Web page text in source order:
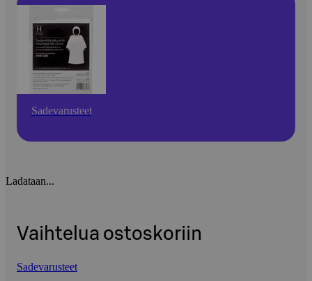
Sadevarusteet
Ladataan...
Vaihtelua ostoskoriin
Sadevarusteet